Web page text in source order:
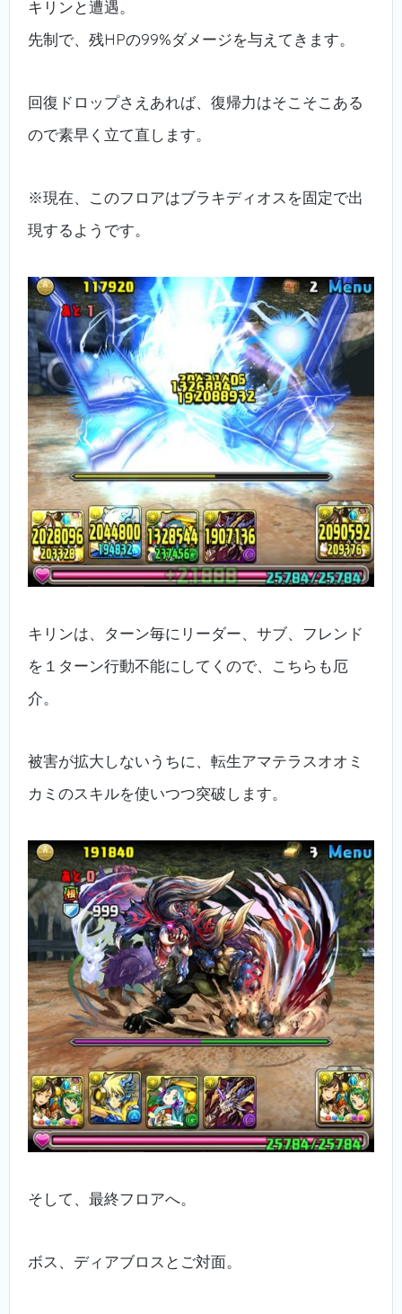
キリンと遭遇。
先制で、残HPの99%ダメージを与えてきます。
回復ドロップさえあれば、復帰力はそこそこある
ので素早く立て直します。
※現在、このフロアはブラキディオスを固定で出
現するようです。
キリンは、ターン毎にリーダー、サブ、フレンド
を１ターン行動不能にしてくので、こちらも厄
介。
被害が拡大しないうちに、転生アマテラスオオミ
カミのスキルを使いつつ突破します。
そして、最終フロアへ。
ボス、ディアブロスとご対面。